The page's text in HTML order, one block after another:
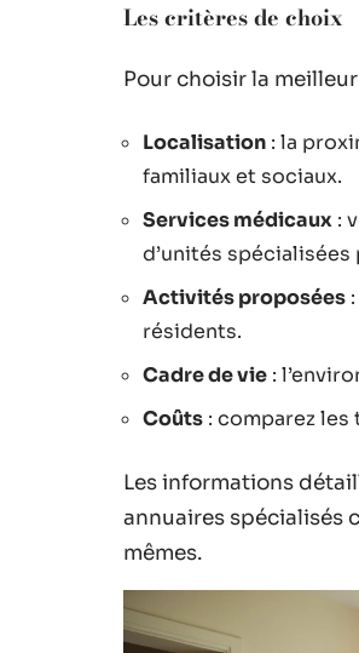
Les critères de choix
Pour choisir la
Localisation : la
familiaux et sociaux.
Services médicaux :
d’unités
Activités proposées
résidents.
Cadre de vie :
Coûts : comparez
Les informations
annuaires spécialisés
mêmes.